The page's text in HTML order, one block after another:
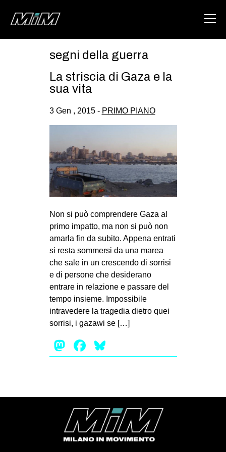
HOME
AREA
DEGENERAZIONE
CSOA LAMBRETTA
MSM
STUDENTI TSUNAMI
ZAM
MILANO
MOBILITAZIONI
SPAZI
SPORT POPOLARE
MOVIMENTI
AMBIENTE
DIRITTO ALL’ABITARE
PRECARIATO
REPRESSIONE
STUDENTI
segni della guerra
La striscia di Gaza e la
sua vita
3 Gen , 2015 - PRIMO PIANO
Non si può comprendere Gaza al
primo impatto, ma non si può non
amarla fin da subito. Appena entrati
si resta sommersi da una marea
che sale in un crescendo di sorrisi
e di persone che desiderano
entrare in relazione e passare del
tempo insieme. Impossibile
intravedere la tragedia dietro quei
sorrisi, i gazawi se […]
Mastodon
Facebook